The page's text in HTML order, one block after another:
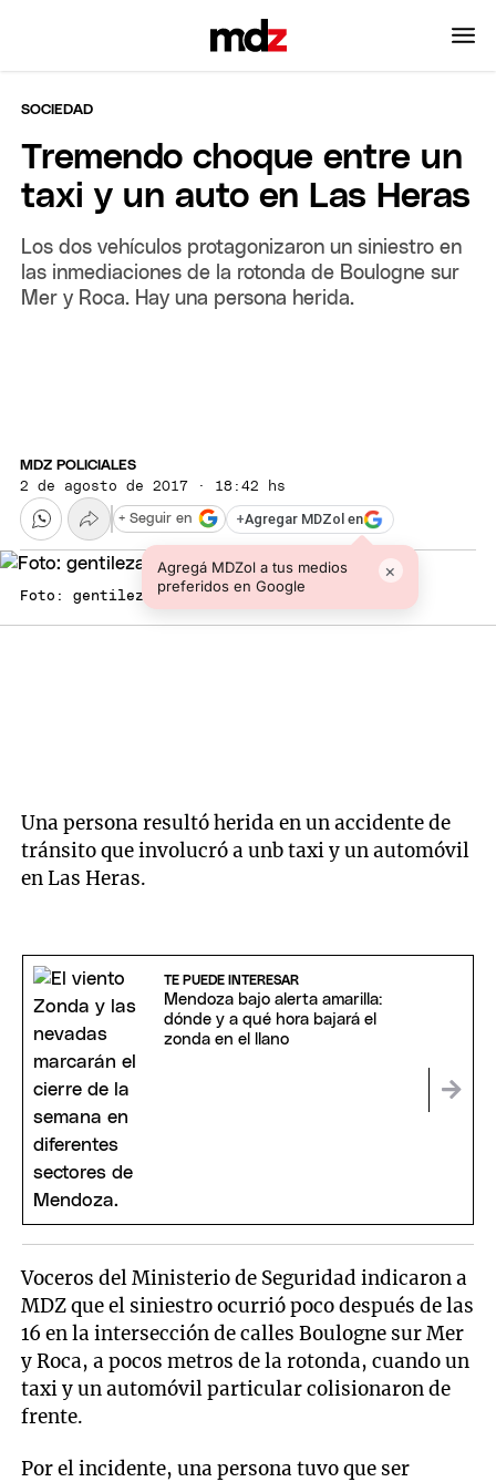
SOCIEDAD
Tremendo choque entre un
taxi y un auto en Las Heras
Los dos vehículos protagonizaron un siniestro en
las inmediaciones de la rotonda de Boulogne sur
Mer y Roca. Hay una persona herida.
MDZ POLICIALES
2 de agosto de 2017 · 18:42 hs
+Agregar MDZol en
Agregá MDZol a tus medios
preferidos en Google
×
+ Seguir en
Foto: gentileza
Una persona resultó herida en un accidente de
tránsito que involucró a unb taxi y un automóvil
en Las Heras.
TE PUEDE INTERESAR
Mendoza bajo alerta amarilla:
dónde y a qué hora bajará el
zonda en el llano
Voceros del Ministerio de Seguridad indicaron a
MDZ que el siniestro ocurrió poco después de las
16 en la intersección de calles Boulogne sur Mer
y Roca, a pocos metros de la rotonda, cuando un
taxi y un automóvil particular colisionaron de
frente.
Por el incidente, una persona tuvo que ser